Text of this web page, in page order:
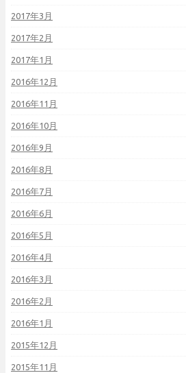
2017年3月
2017年2月
2017年1月
2016年12月
2016年11月
2016年10月
2016年9月
2016年8月
2016年7月
2016年6月
2016年5月
2016年4月
2016年3月
2016年2月
2016年1月
2015年12月
2015年11月